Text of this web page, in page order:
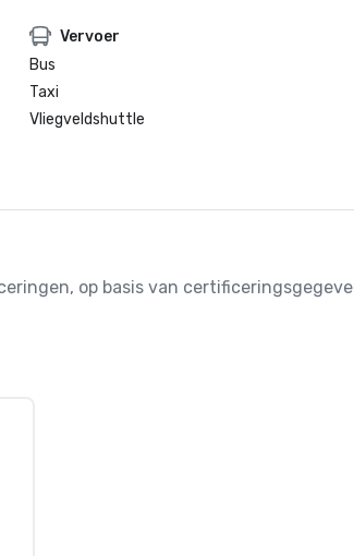
Vervoer
Bus
Taxi
Vliegveldshuttle
op basis van